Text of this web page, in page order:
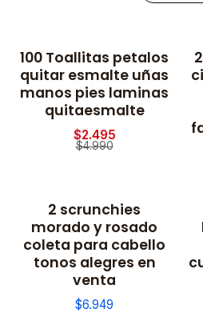
-50% OFF
100 Toallitas petalos
quitar esmalte uñas
manos pies laminas
quitaesmalte
$2.495
$4.990
2 scrunchies
morado y rosado
coleta para cabello
tonos alegres en
venta
$6.949